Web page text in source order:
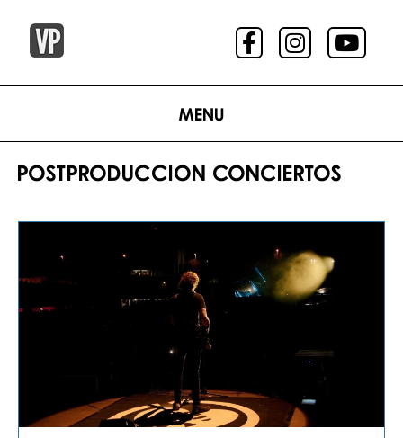
Menu
POSTPRODUCCION CONCIERTOS